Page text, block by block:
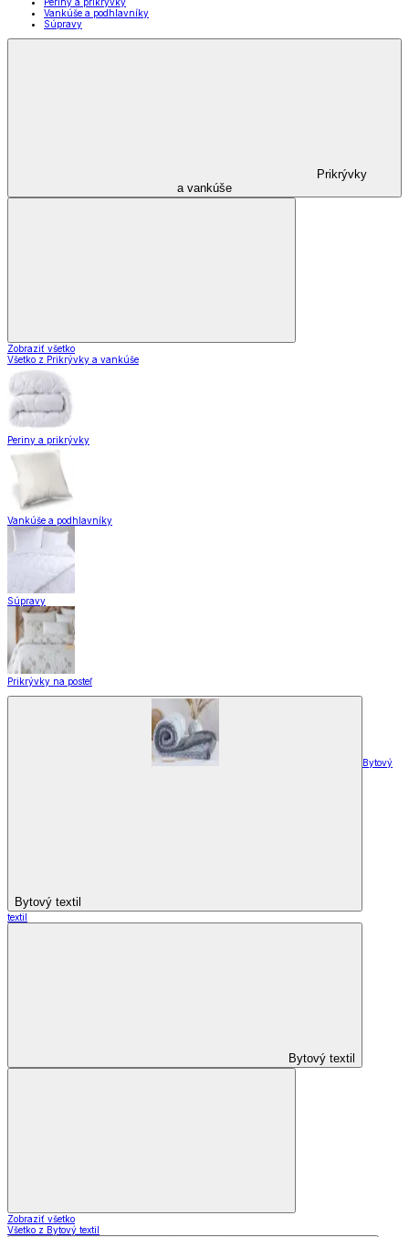
Vankúše a podhlavníky
Súpravy
Prikrývky
a vankúše
Zobraziť všetko
Všetko z Prikrývky a vankúše
Periny a prikrývky
Vankúše a podhlavníky
Súpravy
Prikrývky na posteľ
Bytový textil
Bytový
textil
Bytový textil
Zobraziť všetko
Všetko z Bytový textil